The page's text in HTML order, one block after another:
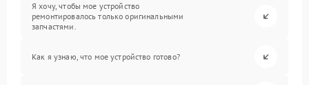
Я хочу, чтобы мое устройство
ремонтировалось только оригинальными
запчастями.
Как я узнаю, что мое устройство готово?